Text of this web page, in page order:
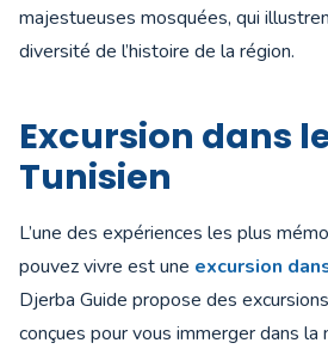
majestueuses mosquées, qui
diversité de l’histoire de la région.
Excursion dans
Tunisien
L’une des expériences les plus
pouvez vivre est une excursion
Djerba Guide propose des
conçues pour vous immerger dans la